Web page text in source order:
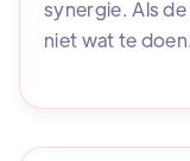
synergie. Als
niet wat te doen.